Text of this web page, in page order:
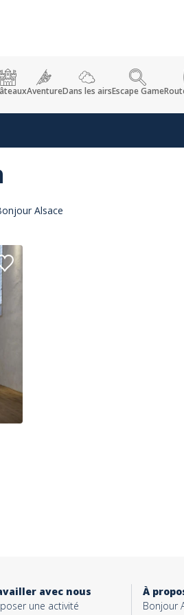
AventureDans les airsEscape Game
Alsace
avec nous
une activité
À
Bonjour